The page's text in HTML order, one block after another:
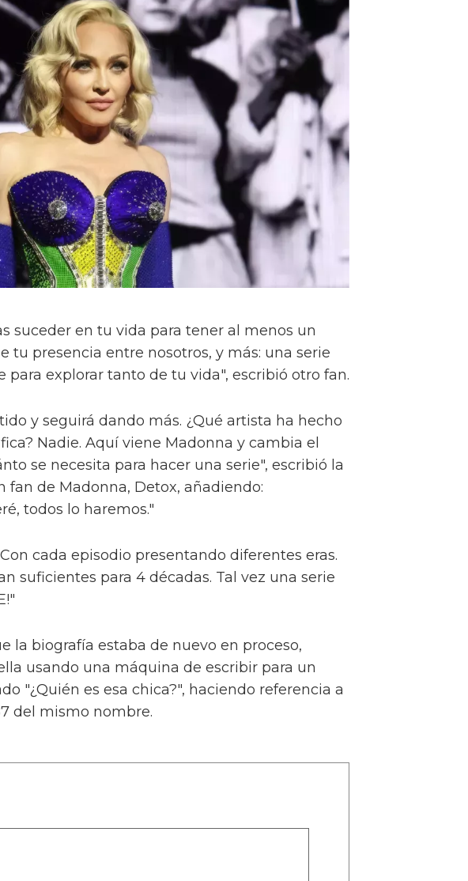
suceder en tu vida para tener al menos un
tu presencia entre nosotros, y más: una serie
explorar tanto de tu vida", escribió otro fan.
y seguirá dando más. ¿Qué artista ha hecho
Nadie. Aquí viene Madonna y cambia el
se necesita para hacer una serie", escribió la
fan de Madonna, Detox, añadiendo:
todos lo haremos."
cada episodio presentando diferentes eras.
suficientes para 4 décadas. Tal vez una serie
la biografía estaba de nuevo en proceso,
usando una máquina de escribir para un
"¿Quién es esa chica?", haciendo referencia a
del mismo nombre.